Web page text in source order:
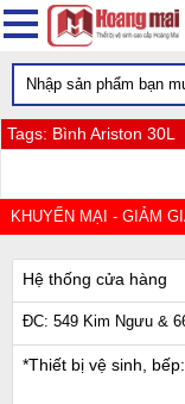
Tags: Bình Ariston 30L
KHUYẾN MẠI - GIẢM
Hệ thống cửa hàng
ĐC: 549 Kim Ngưu &
*Thiết bị vệ sinh, bếp: